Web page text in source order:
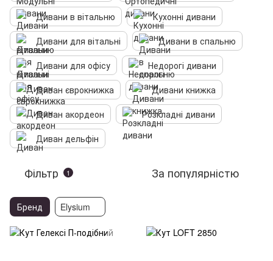
Дивани в вітальню
Кухонні дивани
Дивани для вітальні
Дивани в спальню
Дивани для офісу
Недорогі дивани
Диван єврокнижка
Дивани книжка
Диван акордеон
Розкладні дивани
Диван дельфін
Фільтр 1 За популярністю
Бренд Elysium